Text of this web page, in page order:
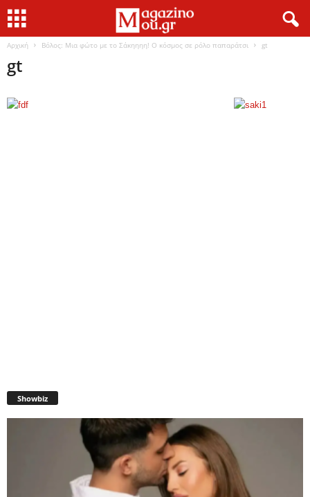
Αρχική Βόλος: Μια φώτο με το Σάκηηηη! Ο κόσμος σε ρόλο παπαράτσι gt
gt
Showbiz